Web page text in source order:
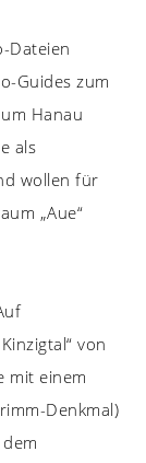
Dateien
Guides zum
Hanau
als
wollen für
„Aue“
von
mit einem
Denkmal)